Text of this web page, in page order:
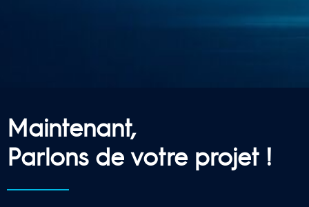
Maintenant,
Parlons de votre projet !